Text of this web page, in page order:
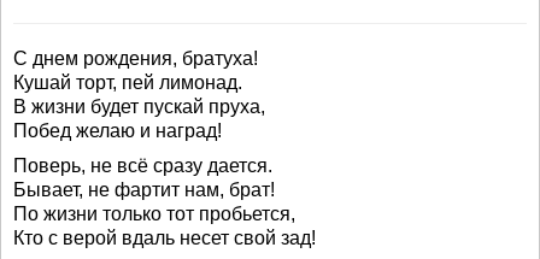
С днем рождения, братуха!
Кушай торт, пей лимонад.
В жизни будет пускай пруха,
Побед желаю и наград!
Поверь, не всё сразу дается.
Бывает, не фартит нам, брат!
По жизни только тот пробьется,
Кто с верой вдаль несет свой зад!